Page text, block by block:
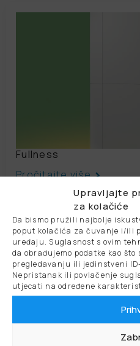
Upravljajte
za kolačiće
Da bismo pružili najbolje
poput kolačića za čuvanje i/ili
uređaju. Suglasnost s ovim
da obrađujemo podatke kao što
pregledavanju ili jedinstveni
Nepristanak ili povlačenje
utjecati na određene
Fullness
Pročitajte više